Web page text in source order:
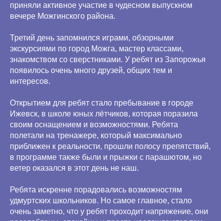
приняли активное участие в чудесном выпускном
вечере Можгинского района.
Третий день запомнился играми, обзорными
экскурсиями по город Можга, мастер классами,
знакомством со сверстниками. У ребят из Запорожья
появилось очень много друзей, общих тем и
интересов.
Открытием для ребят стало пребывание в городе
Ижевск, в школе юных лётчиков, которая поразила
своим оснащением и возможностями. Ребята
полетали на тренажере, который максимально
приближен к реальности, прошли полосу препятствий,
в программе также были и прыжки с парашютом, но
ветер оказался в этот день не наш.
Ребята искренне порадовались возможностям
удмуртских школьников. Но самое главное, стало
очень заметно, что у ребят проходит напряжение, они